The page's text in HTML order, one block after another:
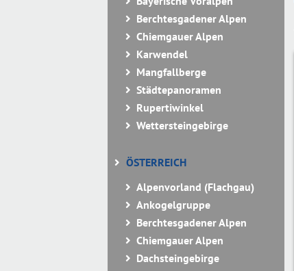
Berchtesgadener Alpen
Chiemgauer Alpen
Karwendel
Mangfallberge
Städtepanoramen
Rupertiwinkel
Wettersteingebirge
ÖSTERREICH
Alpenvorland (Flachgau)
Ankogelgruppe
Berchtesgadener Alpen
Chiemgauer Alpen
Dachsteingebirge